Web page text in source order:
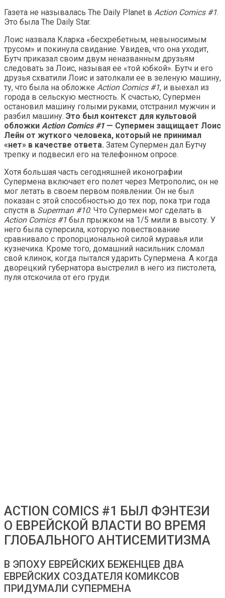
Газета не называлась The Daily Planet в Action Comics #1.
Это была The Daily Star.
Лоис назвала Кларка «бесхребетным, невыносимым
трусом» и покинула свидание. Увидев, что она уходит,
Бутч приказал своим двум неназванным друзьям
следовать за Лоис, называя ее «той юбкой». Бутч и его
друзья схватили Лоис и затолкали ее в зеленую машину,
ту, что была на обложке Action Comics #1, и выехал из
города в сельскую местность. К счастью, Супермен
остановил машину голыми руками, отстранил мужчин и
разбил машину. Это был контекст для культовой
обложки Action Comics #1 — Супермен защищает Лоис
Лейн от жуткого человека, который не принимал
«нет» в качестве ответа. Затем Супермен дал Бутчу
трепку и подвесил его на телефонном опросе.
Хотя большая часть сегодняшней иконографии
Супермена включает его полет через Метрополис, он не
мог летать в своем первом появлении. Он не был
показан с этой способностью до тех пор, пока три года
спустя в Superman #10. Что Супермен мог сделать в
Action Comics #1 был прыжком на 1/5 мили в высоту. У
него была суперсила, которую повествование
сравнивало с пропорциональной силой муравья или
кузнечика. Кроме того, домашний насильник сломал
свой клинок, когда пытался ударить Супермена. А когда
дворецкий губернатора выстрелил в него из пистолета,
пуля отскочила от его груди.
ACTION COMICS #1 БЫЛ ФЭНТЕЗИ
О ЕВРЕЙСКОЙ ВЛАСТИ ВО ВРЕМЯ
ГЛОБАЛЬНОГО АНТИСЕМИТИЗМА
В ЭПОХУ ЕВРЕЙСКИХ БЕЖЕНЦЕВ ДВА
ЕВРЕЙСКИХ СОЗДАТЕЛЯ КОМИКСОВ
ПРИДУМАЛИ СУПЕРМЕНА